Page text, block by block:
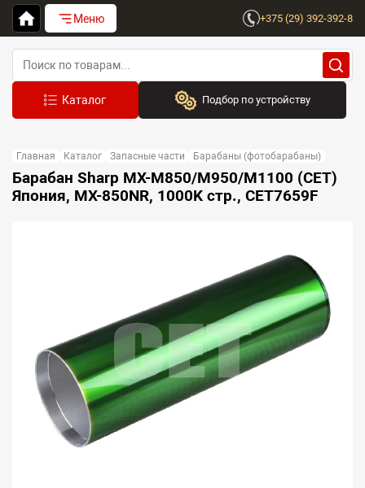
Меню +375 (29) 392-392-8
Подбор по устройству
Выберите бренд
Устройство:
Главная Каталог Запасные части Барабаны (фотобарабаны)
Барабан Sharp MX-M850/M950/M1100 (CET)
Япония, MX-850NR, 1000K стр., CET7659F